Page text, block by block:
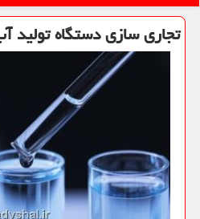
تجاری سازی دستگاه تولید